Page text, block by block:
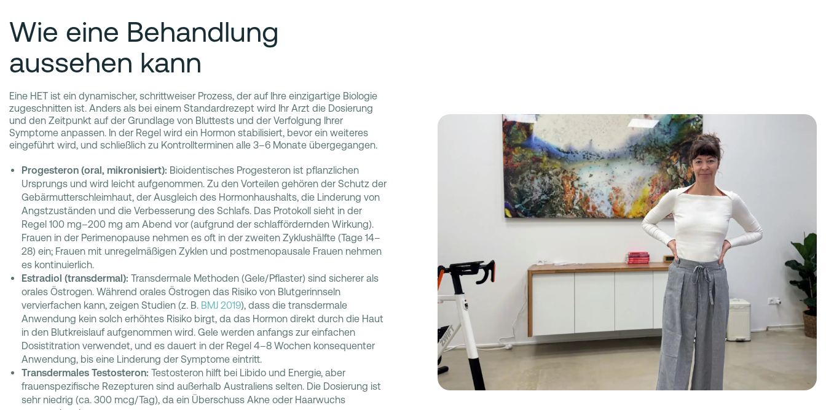
Wie eine Behandlung
aussehen kann
Eine HET ist ein dynamischer, schrittweiser Prozess, der auf Ihre einzigartige Biologie
zugeschnitten ist. Anders als bei einem Standardrezept wird Ihr Arzt die Dosierung
und den Zeitpunkt auf der Grundlage von Bluttests und der Verfolgung Ihrer
Symptome anpassen. In der Regel wird ein Hormon stabilisiert, bevor ein weiteres
eingeführt wird, und schließlich zu Kontrollterminen alle 3–6 Monate übergegangen.
Progesteron (oral, mikronisiert): Bioidentisches Progesteron ist pflanzlichen
Ursprungs und wird leicht aufgenommen. Zu den Vorteilen gehören der Schutz der
Gebärmutterschleimhaut, der Ausgleich des Hormonhaushalts, die Linderung von
Angstzuständen und die Verbesserung des Schlafs. Das Protokoll sieht in der
Regel 100 mg–200 mg am Abend vor (aufgrund der schlaffördernden Wirkung).
Frauen in der Perimenopause nehmen es oft in der zweiten Zyklushälfte (Tage 14–
28) ein; Frauen mit unregelmäßigen Zyklen und postmenopausale Frauen nehmen
es kontinuierlich.
Estradiol (transdermal): Transdermale Methoden (Gele/Pflaster) sind sicherer als
orales Östrogen. Während orales Östrogen das Risiko von Blutgerinnseln
vervierfachen kann, zeigen Studien (z. B. BMJ 2019), dass die transdermale
Anwendung kein solch erhöhtes Risiko birgt, da das Hormon direkt durch die Haut
in den Blutkreislauf aufgenommen wird. Gele werden anfangs zur einfachen
Dosistitration verwendet, und es dauert in der Regel 4–8 Wochen konsequenter
Anwendung, bis eine Linderung der Symptome eintritt.
Transdermales Testosteron: Testosteron hilft bei Libido und Energie, aber
frauenspezifische Rezepturen sind außerhalb Australiens selten. Die Dosierung ist
sehr niedrig (ca. 300 mcg/Tag), da ein Überschuss Akne oder Haarwuchs